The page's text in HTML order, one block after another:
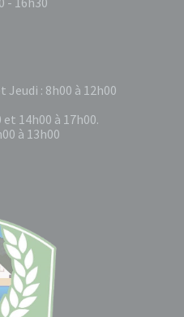
Jeudi : 8h00 à 12h00
14h00 à 17h00.
à 13h00